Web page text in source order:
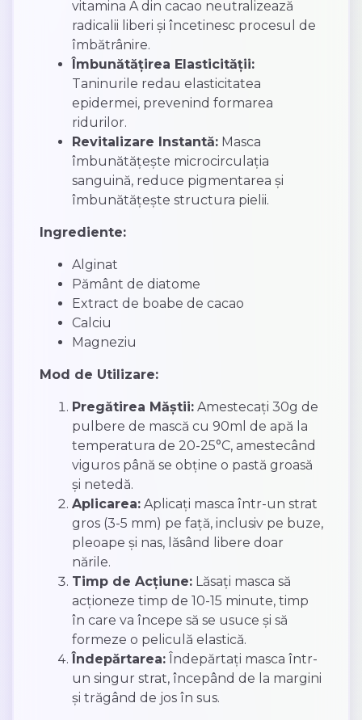
vitamina A din cacao neutralizează
radicalii liberi și încetinesc procesul de
îmbătrânire.
Îmbunătățirea Elasticității:
Taninurile redau elasticitatea
epidermei, prevenind formarea
ridurilor.
Revitalizare Instantă:Masca
îmbunătățește microcirculația
sanguină, reduce pigmentarea și
îmbunătățește structura pielii.
Ingrediente:
Alginat
Pământ de diatome
Extract de boabe de cacao
Calciu
Magneziu
Mod de Utilizare:
Pregătirea Măștii:Amestecați 30g de
pulbere de mască cu 90ml de apă la
temperatura de 20-25°C, amestecând
viguros până se obține o pastă groasă
și netedă.
Aplicarea:Aplicați masca într-un strat
gros (3-5 mm) pe față, inclusiv pe buze,
pleoape și nas, lăsând libere doar
nările.
Timp de Acțiune:Lăsați masca să
acționeze timp de 10-15 minute, timp
în care va începe să se usuce și să
formeze o peliculă elastică.
Îndepărtarea:Îndepărtați masca într-
un singur strat, începând de la margini
și trăgând de jos în sus.